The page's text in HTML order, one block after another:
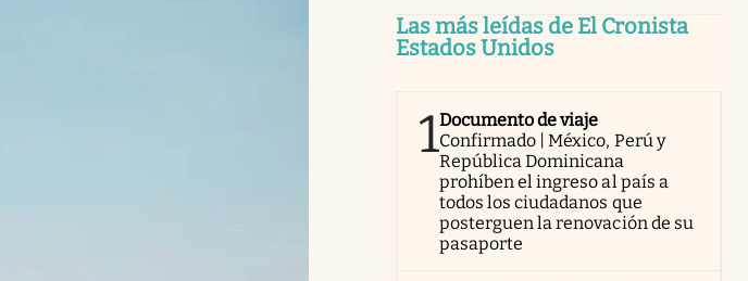
Las más leídas de El Cronista
Estados Unidos
1Documento de viaje
Confirmado | México, Perú y
República Dominicana
prohíben el ingreso al país a
todos los ciudadanos que
posterguen la renovación de su
pasaporte